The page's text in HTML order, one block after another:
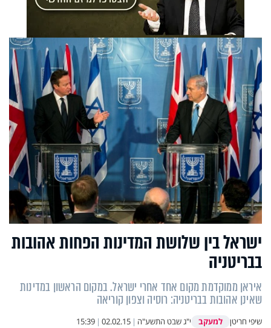
ישראל בין שלושת המדינות הפחות אהובות
בבריטניה
איראן ממוקדמת מקום אחד אחרי ישראל. במקום הראשון במדינות
שאינן אהובות בבריטניה: רוסיה וצפון קוריאה
שיפי חריטן למעקב י"ג שבט התשע"ה |
02.02.15
|
15:39